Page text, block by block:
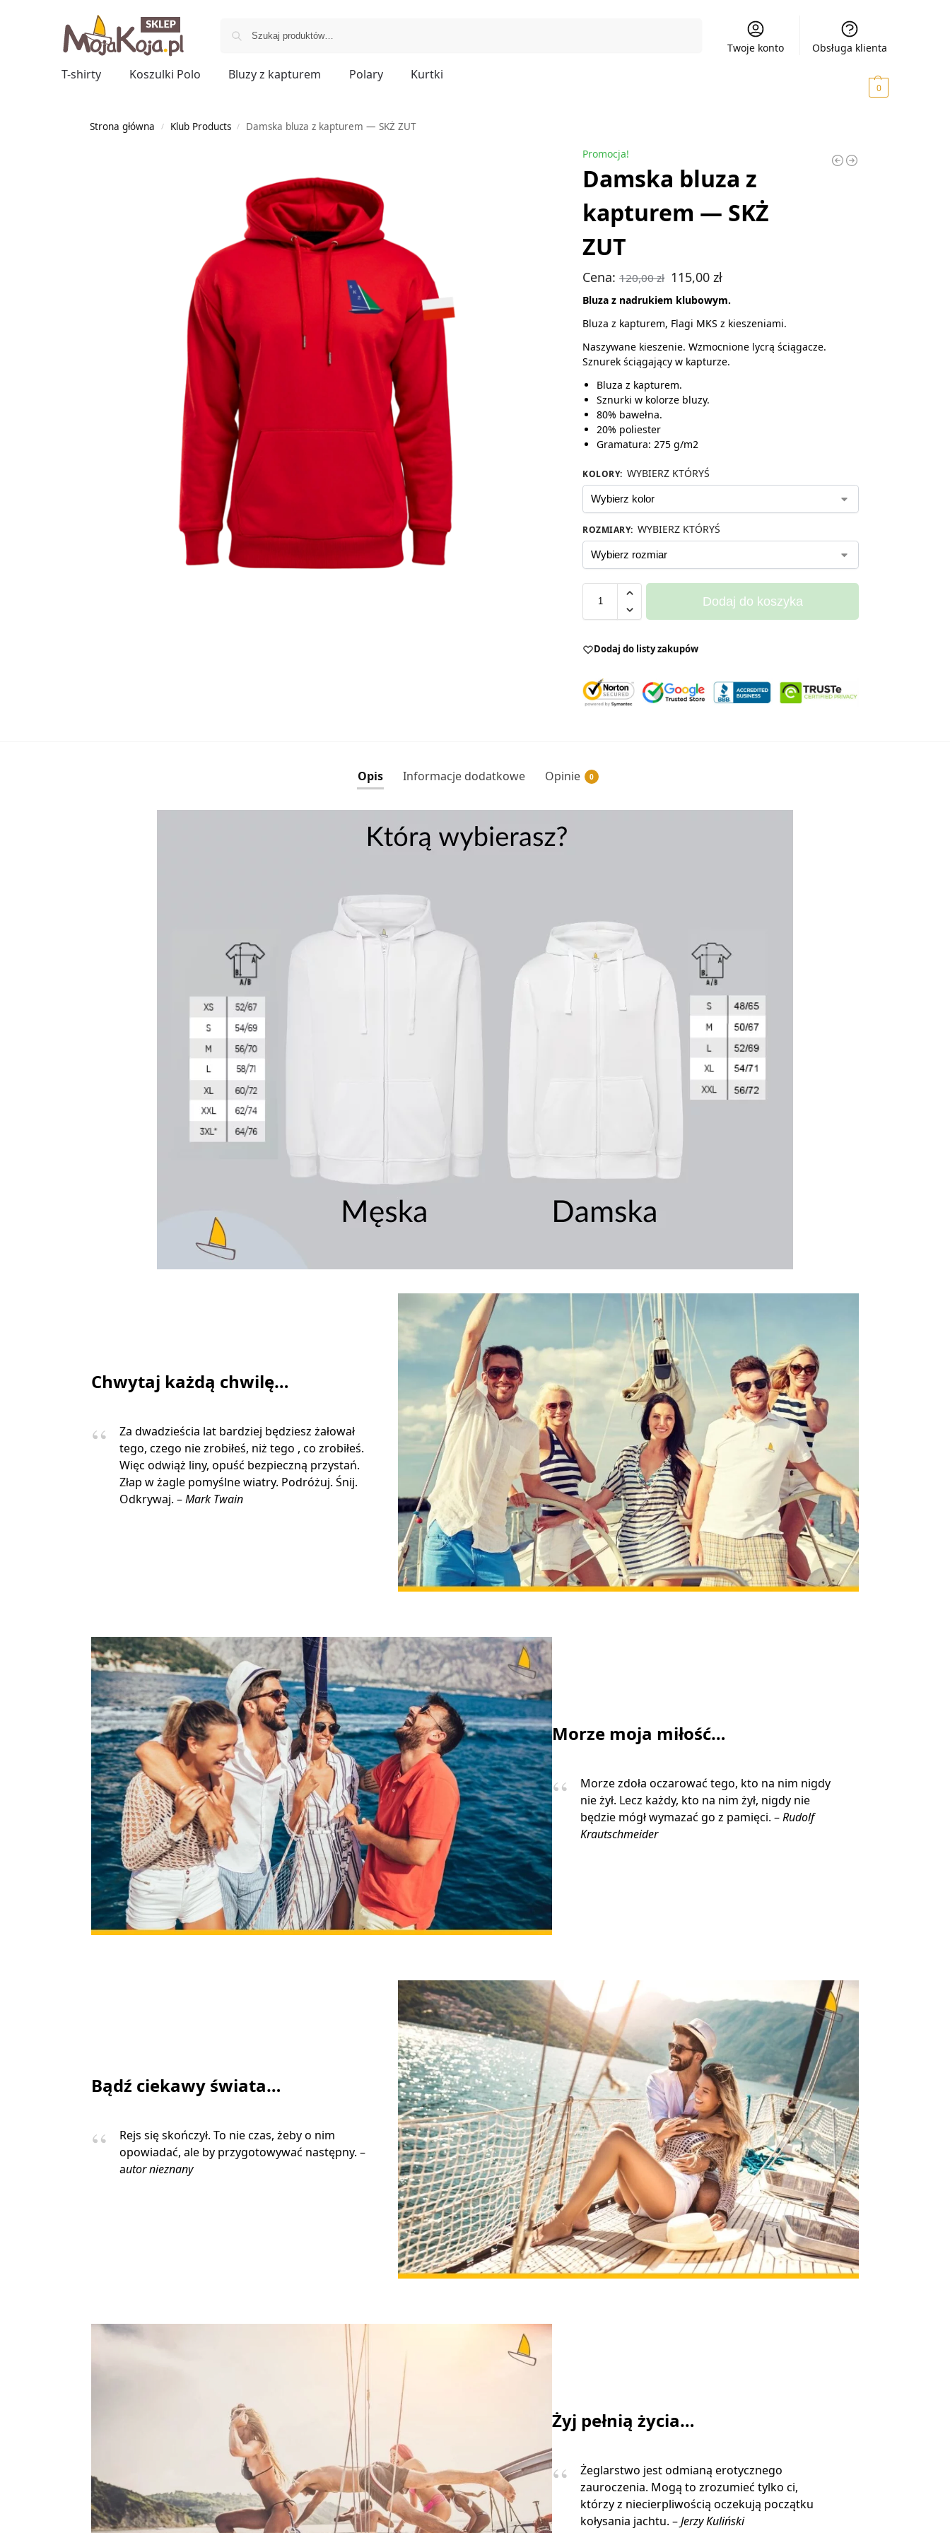
Twoje konto Obsługa klienta
T-shirty Koszulki Polo Bluzy z kapturem Polary
Kurtki
0
Strona główna / Klub Products / Damska bluza z kapturem — SKŻ ZUT
Promocja!
Damska bluza z
kapturem — SKŻ
ZUT
Cena:120,00zł 115,00 zł
Bluza z nadrukiem klubowym.
Bluza z kapturem, Flagi MKS z kieszeniami.
Naszywane kieszenie. Wzmocnione lycrą ściągacze.
Sznurek ściągający w kapturze.
Bluza z kapturem.
Sznurki w kolorze bluzy.
80% bawełna.
20% poliester
Gramatura: 275 g/m2
KOLORY: WYBIERZ KTÓRYŚ
ROZMIARY: WYBIERZ KTÓRYŚ
Dodaj do koszyka
Dodaj do listy zakupów
Opis Informacje dodatkowe Opinie 0
Chwytaj każdą chwilę…
Za dwadzieścia lat bardziej będziesz żałował
tego, czego nie zrobiłeś, niż tego , co zrobiłeś.
Więc odwiąż liny, opuść bezpieczną przystań.
Złap w żagle pomyślne wiatry. Podróżuj. Śnij.
Odkrywaj. –Mark Twain
Morze moja miłość…
Morze zdoła oczarować tego, kto na nim nigdy
nie żył. Lecz każdy, kto na nim żył, nigdy nie
będzie mógł wymazać go z pamięci. –Rudolf
Krautschmeider
Bądź ciekawy świata…
Rejs się skończył. To nie czas, żeby o nim
opowiadać, ale by przygotowywać następny. –
autor nieznany
Żyj pełnią życia…
Żeglarstwo jest odmianą erotycznego
zauroczenia. Mogą to zrozumieć tylko ci,
którzy z niecierpliwością oczekują początku
kołysania jachtu. –Jerzy Kuliński